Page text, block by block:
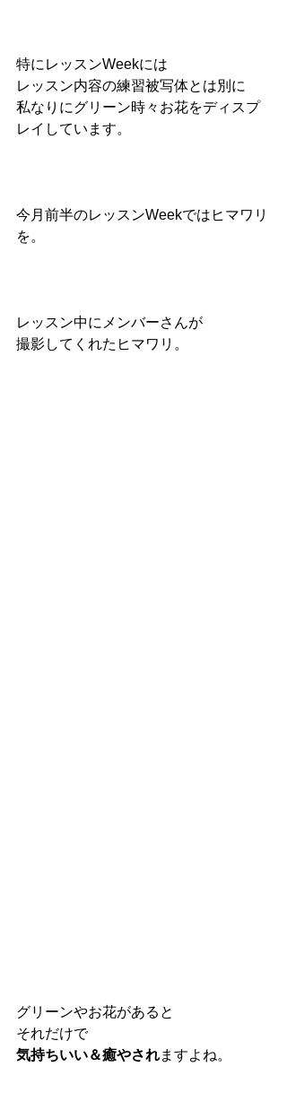
特にレッスンWeekには
レッスン内容の練習被写体とは別に
私なりにグリーン時々お花をディスプ
レイしています。
今月前半のレッスンWeekではヒマワリ
を。
レッスン中にメンバーさんが
撮影してくれたヒマワリ。
グリーンやお花があると
それだけで
気持ちいい＆癒やされますよね。